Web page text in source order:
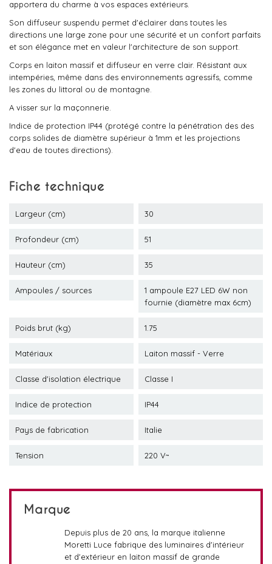
apportera du charme à vos espaces extérieurs.
Son diffuseur suspendu permet d'éclairer dans toutes les
directions une large zone pour une sécurité et un confort parfaits
et son élégance met en valeur l'architecture de son support.
Corps en laiton massif et diffuseur en verre clair. Résistant aux
intempéries, même dans des environnements agressifs, comme
les zones du littoral ou de montagne.
A visser sur la maçonnerie.
Indice de protection IP44 (protégé contre la pénétration des des
corps solides de diamètre supérieur à 1mm et les projections
d'eau de toutes directions).
Fiche technique
Largeur (cm) 30
Profondeur (cm) 51
Hauteur (cm) 35
Ampoules / sources
1 ampoule E27 LED 6W non
fournie (diamètre max 6cm)
Poids brut (kg) 1.75
Matériaux Laiton massif - Verre
Classe d'isolation électrique Classe I
Indice de protection IP44
Pays de fabrication Italie
Tension 220 V~
Marque
Depuis plus de 20 ans, la marque italienne
Moretti Luce fabrique des luminaires d'intérieur
et d'extérieur en laiton massif de grande